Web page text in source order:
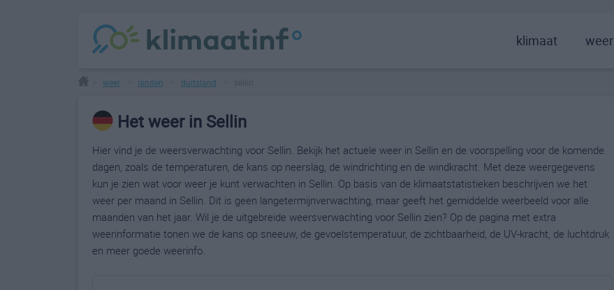
klimaat weer
weer landen duitsland
Het weer in Sellin
Hier vind je de weersverwachting voor Sellin. Bekijk het actuele weer in Sellin en de voorspelling voor de komende
dagen, zoals de temperaturen, de kans op neerslag, de windrichting en de windkracht. Met deze weergegevens
kun je zien wat voor weer je kunt verwachten in Sellin. Op basis van de klimaatstatistieken beschrijven we het
weer per maand in Sellin. Dit is geen langetermijnverwachting, maar geeft het gemiddelde weerbeeld voor alle
maanden van het jaar. Wil je de uitgebreide weersverwachting voor Sellin zien? Op de pagina met extra
weerinformatie tonen we de kans op sneeuw, de gevoelstemperatuur, de zichtbaarheid, de UV-kracht, de luchtdruk
en meer goede weerinfo.